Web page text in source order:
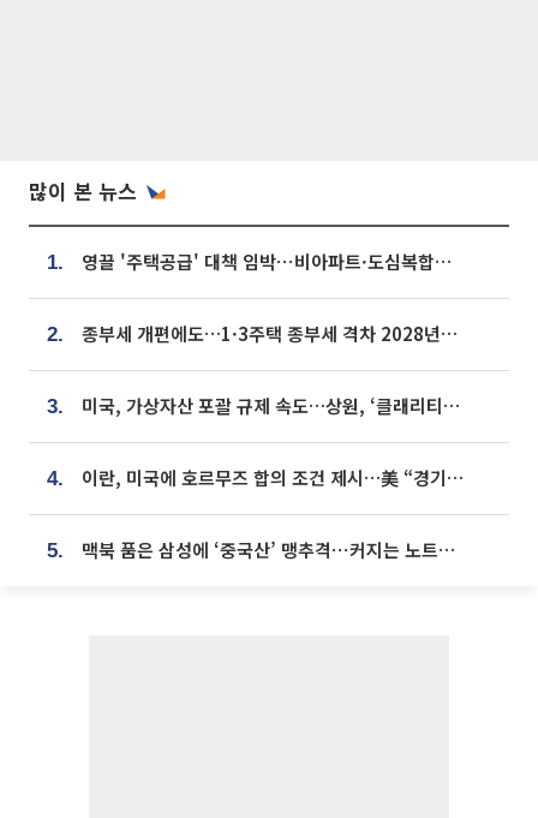
많이 본 뉴스
1. 영끌 '주택공급' 대책 임박⋯비아파트·도심복합까지 총동원
2. 종부세 개편에도…1·3주택 종부세 격차 2028년부터 확대
3. 미국, 가상자산 포괄 규제 속도…상원, ‘클래리티법’ 9월 절차투표 추진
4. 이란, 미국에 호르무즈 합의 조건 제시…美 “경기 아직 안 끝나” [종합]
5. 맥북 품은 삼성에 ‘중국산’ 맹추격⋯커지는 노트북 OLED 시장